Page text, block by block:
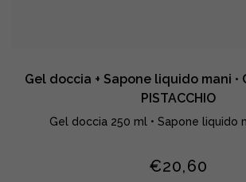
Gel doccia + Sapone liquido mani •
PISTACCHIO
Gel doccia 250 ml • Sapone liquido
€20,60